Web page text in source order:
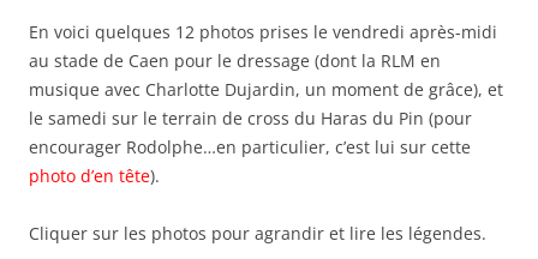
En voici quelques 12 photos prises le vendredi après-midi
au stade de Caen pour le dressage (dont la RLM en
musique avec Charlotte Dujardin, un moment de grâce), et
le samedi sur le terrain de cross du Haras du Pin (pour
encourager Rodolphe…en particulier, c’est lui sur cette
photo d’en tête).
Cliquer sur les photos pour agrandir et lire les légendes.